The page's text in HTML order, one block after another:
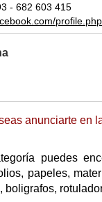
- 682 603 415
anunciarte en
puedes
papeles,
boligrafos,